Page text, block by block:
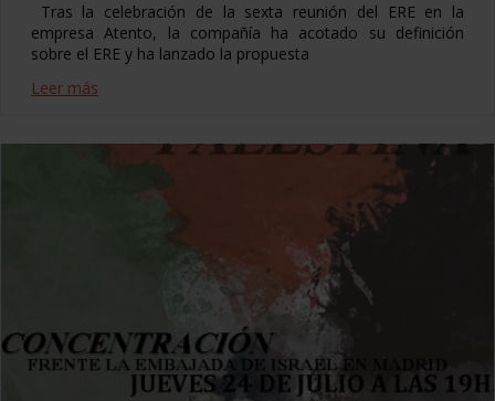
Tras la celebración de la sexta reunión del ERE en la
empresa Atento, la compañía ha acotado su definición
sobre el ERE y ha lanzado la propuesta
Leer más